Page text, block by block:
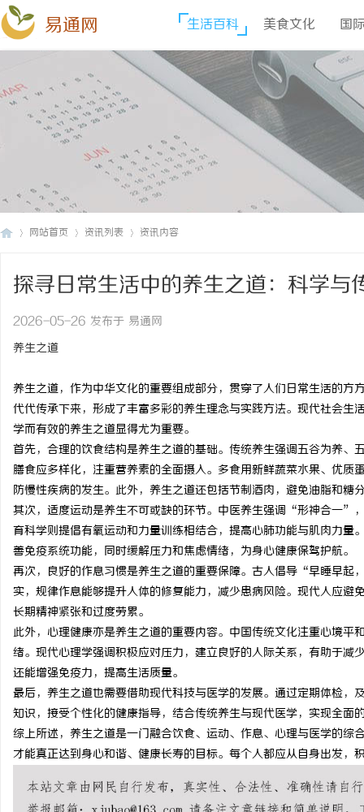
易通网 生活百科 美食文化 国
网站首页 资讯列表 资讯内容
探寻日常生活中的养生之道：科学与
2026-05-26 发布于 易通网
养生之道
养生之道，作为中华文化的重要组成部分，贯穿了人们日常生活的
代代传承下来，形成了丰富多彩的养生理念与实践方法。现代社会
学而有效的养生之道显得尤为重要。
首先，合理的饮食结构是养生之道的基础。传统养生强调五谷为养
膳食应多样化，注重营养素的全面摄入。多食用新鲜蔬菜水果、优
防慢性疾病的发生。此外，养生之道还包括节制酒肉，避免油脂和糖
其次，适度运动是养生不可或缺的环节。中医养生强调“形神合一”
育科学则提倡有氧运动和力量训练相结合，提高心肺功能与肌肉力
善免疫系统功能，同时缓解压力和焦虑情绪，为身心健康保驾护航。
再次，良好的作息习惯是养生之道的重要保障。古人倡导“早睡早
实，规律作息能够提升人体的修复能力，减少患病风险。现代人应
长期精神紧张和过度劳累。
此外，心理健康亦是养生之道的重要内容。中国传统文化注重心境
绪。现代心理学强调积极应对压力，建立良好的人际关系，有助于
还能增强免疫力，提高生活质量。
最后，养生之道也需要借助现代科技与医学的发展。通过定期体检
知识，接受个性化的健康指导，结合传统养生与现代医学，实现全面
综上所述，养生之道是一门融合饮食、运动、作息、心理与医学的
才能真正达到身心和谐、健康长寿的目标。每个人都应从自身出发
贝净 AC 国际医疗实验